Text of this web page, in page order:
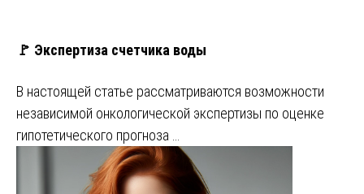
🚩 Экспертиза счетчика воды
В настоящей статье рассматриваются возможности
независимой онкологической экспертизы по оценке
гипотетического прогноза …